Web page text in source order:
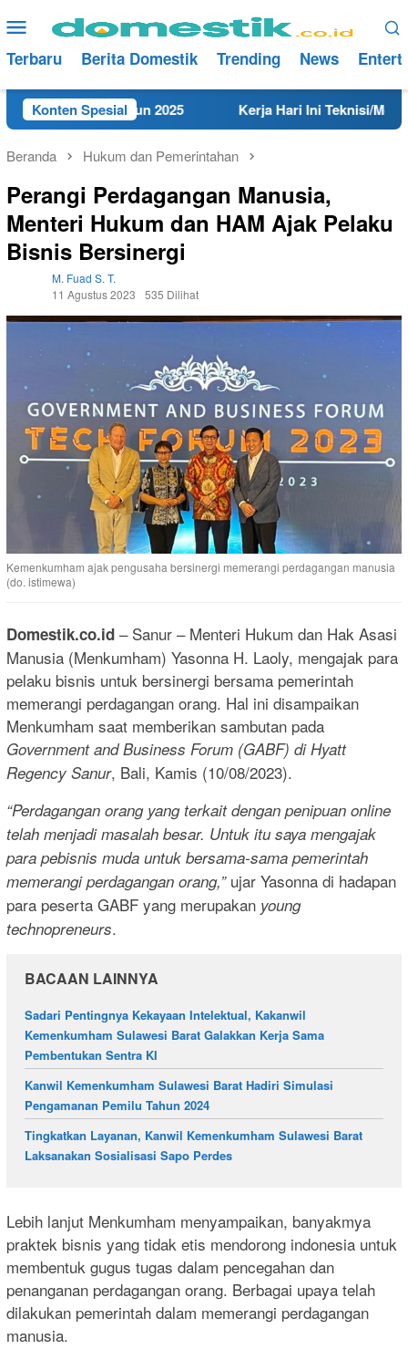
ke
konten
Menu
Mobile
Terbaru Berita Domestik Trending News
Konten Spesial
Tahun 2025 Kerja Hari Ini Teknisi/Mekanik
Beranda Hukum dan Pemerintahan
Perangi Perdagangan Manusia,
Menteri Hukum dan HAM Ajak Pelaku
Bisnis Bersinergi
M. Fuad S. T.
11 Agustus 2023
535 Dilihat
Kemenkumham ajak pengusaha bersinergi memerangi perdagangan manusia
(do. istimewa)
Domestik.co.id – Sanur – Menteri Hukum dan Hak Asasi
Manusia (Menkumham) Yasonna H. Laoly, mengajak para
pelaku bisnis untuk bersinergi bersama pemerintah
memerangi perdagangan orang. Hal ini disampaikan
Menkumham saat memberikan sambutan pada
Government and Business Forum (GABF) di Hyatt
Regency Sanur, Bali, Kamis (10/08/2023).
“Perdagangan orang yang terkait dengan penipuan online
telah menjadi masalah besar. Untuk itu saya mengajak
para pebisnis muda untuk bersama-sama pemerintah
memerangi perdagangan orang,”ujar Yasonna di hadapan
para peserta GABF yang merupakan young
technopreneurs.
BACAAN LAINNYA
Sadari Pentingnya Kekayaan Intelektual, Kakanwil
Kemenkumham Sulawesi Barat Galakkan Kerja Sama
Pembentukan Sentra KI
Kanwil Kemenkumham Sulawesi Barat Hadiri Simulasi
Pengamanan Pemilu Tahun 2024
Tingkatkan Layanan, Kanwil Kemenkumham Sulawesi Barat
Laksanakan Sosialisasi Sapo Perdes
Lebih lanjut Menkumham menyampaikan, banyakmya
praktek bisnis yang tidak etis mendorong indonesia untuk
membentuk gugus tugas dalam pencegahan dan
penanganan perdagangan orang. Berbagai upaya telah
dilakukan pemerintah dalam memerangi perdagangan
manusia.